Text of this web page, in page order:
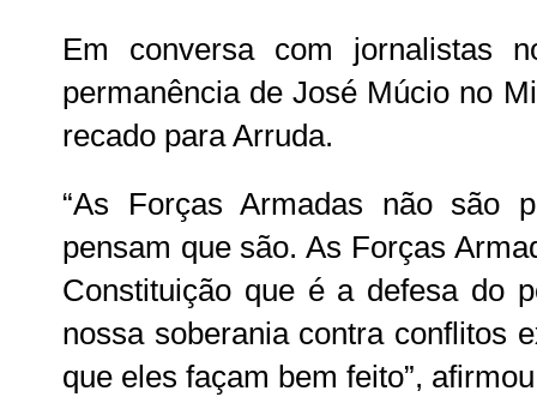
Em conversa com jornalistas
permanência de José Múcio no
recado para Arruda.
“As Forças Armadas não são
pensam que são. As Forças
Constituição que é a defesa do
nossa soberania contra conflitos
que eles façam bem feito”,